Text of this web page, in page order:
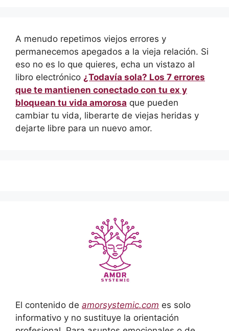
A menudo repetimos viejos errores y
permanecemos apegados a la vieja relación. Si
eso no es lo que quieres, echa un vistazo al
libro electrónico ¿Todavía sola? Los 7 errores
que te mantienen conectado con tu ex y
bloquean tu vida amorosa que pueden
cambiar tu vida, liberarte de viejas heridas y
dejarte libre para un nuevo amor.
El contenido de amorsystemic.com es solo
informativo y no sustituye la orientación